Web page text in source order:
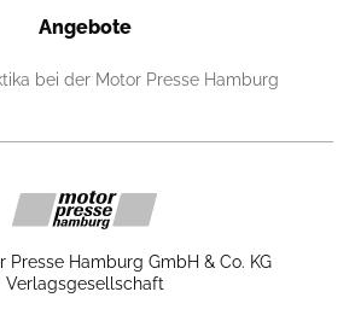
Angebote
bei der Motor Presse Hamburg
Presse Hamburg GmbH & Co. KG
Verlagsgesellschaft